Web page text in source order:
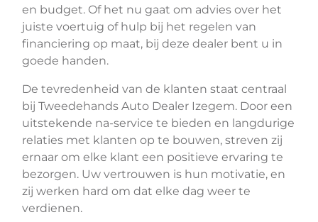
en budget. Of het nu gaat om advies over het
juiste voertuig of hulp bij het regelen van
financiering op maat, bij deze dealer bent u in
goede handen.
De tevredenheid van de klanten staat centraal
bij Tweedehands Auto Dealer Izegem. Door een
uitstekende na-service te bieden en langdurige
relaties met klanten op te bouwen, streven zij
ernaar om elke klant een positieve ervaring te
bezorgen. Uw vertrouwen is hun motivatie, en
zij werken hard om dat elke dag weer te
verdienen.